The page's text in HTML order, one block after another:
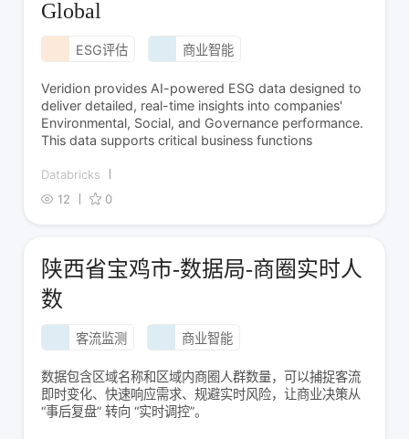
Global
ESG评估 商业智能
Veridion provides AI-powered ESG data designed to
deliver detailed, real-time insights into companies'
Environmental, Social, and Governance performance.
This data supports critical business functions
Databricks
12
0
陕西省宝鸡市-数据局-商圈实时人
数
客流监测 商业智能
数据包含区域名称和区域内商圈人群数量，可以捕捉客流
即时变化、快速响应需求、规避实时风险，让商业决策从
“事后复盘” 转向 “实时调控”。